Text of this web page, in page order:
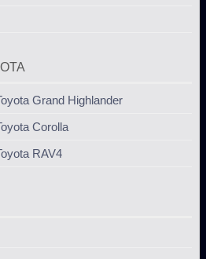
Grand Highlander
Corolla
RAV4